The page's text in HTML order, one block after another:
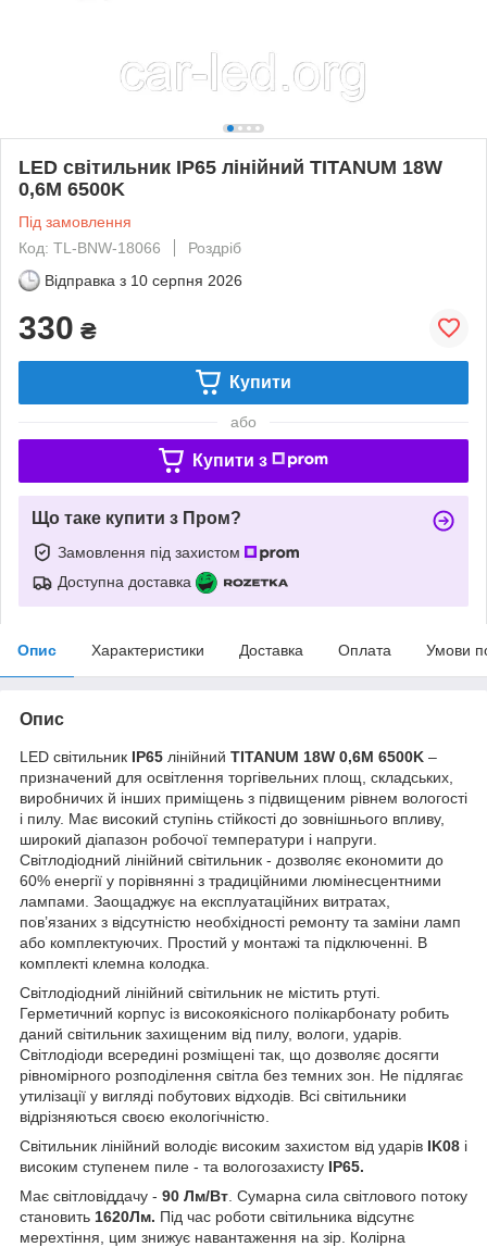
LED світильник IP65 лінійний TITANUM 18W
0,6М 6500K
Під замовлення
Код: TL-BNW-18066
Роздріб
Відправка з 10 серпня 2026
330 ₴
Купити
або
Купити з
Що таке купити з Пром?
Замовлення під захистом
Доступна доставка
Опис Характеристики Доставка Оплата Умови
Опис
LED світильник IP65 лінійний TITANUM 18W 0,6М 6500K –
призначений для освітлення торгівельних площ, складських,
виробничих й інших приміщень з підвищеним рівнем вологості
і пилу. Має високий ступінь стійкості до зовнішнього впливу,
широкий діапазон робочої температури і напруги.
Світлодіодний лінійний світильник - дозволяє економити до
60% енергії у порівнянні з традиційними люмінесцентними
лампами. Заощаджує на експлуатаційних витратах,
пов’язаних з відсутністю необхідності ремонту та заміни ламп
або комплектуючих. Простий у монтажі та підключенні. В
комплекті клемна колодка.
Світлодіодний лінійний світильник не містить ртуті.
Герметичний корпус із високоякісного полікарбонату робить
даний світильник захищеним від пилу, вологи, ударів.
Світлодіоди всередині розміщені так, що дозволяє досягти
рівномірного розподілення світла без темних зон. Не підлягає
утилізації у вигляді побутових відходів. Всі світильники
відрізняються своєю екологічністю.
Світильник лінійний володіє високим захистом від ударів IK08 і
високим ступенем пиле - та вологозахисту IP65.
Має світловіддачу - 90 Лм/Вт . Сумарна сила світлового потоку
становить 1620Лм. Під час роботи світильника відсутнє
мерехтіння, цим знижує навантаження на зір. Колірна